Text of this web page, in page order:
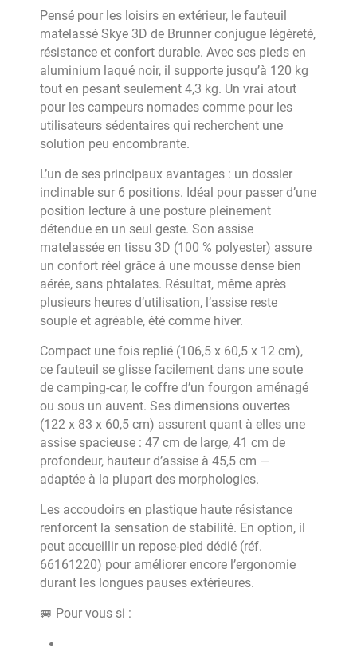
Pensé pour les loisirs en extérieur, le fauteuil
matelassé Skye 3D de Brunner conjugue légèreté,
résistance et confort durable. Avec ses pieds en
aluminium laqué noir, il supporte jusqu’à 120 kg
tout en pesant seulement 4,3 kg. Un vrai atout
pour les campeurs nomades comme pour les
utilisateurs sédentaires qui recherchent une
solution peu encombrante.
L’un de ses principaux avantages : un dossier
inclinable sur 6 positions. Idéal pour passer d’une
position lecture à une posture pleinement
détendue en un seul geste. Son assise
matelassée en tissu 3D (100 % polyester) assure
un confort réel grâce à une mousse dense bien
aérée, sans phtalates. Résultat, même après
plusieurs heures d’utilisation, l’assise reste
souple et agréable, été comme hiver.
Compact une fois replié (106,5 x 60,5 x 12 cm),
ce fauteuil se glisse facilement dans une soute
de camping-car, le coffre d’un fourgon aménagé
ou sous un auvent. Ses dimensions ouvertes
(122 x 83 x 60,5 cm) assurent quant à elles une
assise spacieuse : 47 cm de large, 41 cm de
profondeur, hauteur d’assise à 45,5 cm —
adaptée à la plupart des morphologies.
Les accoudoirs en plastique haute résistance
renforcent la sensation de stabilité. En option, il
peut accueillir un repose-pied dédié (réf.
66161220) pour améliorer encore l’ergonomie
durant les longues pauses extérieures.
🚐 Pour vous si :